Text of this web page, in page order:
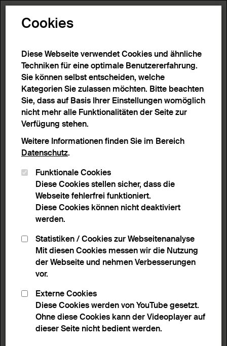
1 Ergebnis
Start>Detailsuche>Suchergebnisse
Filter
Entferne Filter
Schlagwort: Geschlecht
Sortieren nach
Anzahl Ergebnisse
Cookies
Diese Webseite verwendet Cookies und ähnliche
Techniken für eine optimale Benutzererfahrung.
Sie können selbst entscheiden, welche
Kategorien Sie zulassen möchten. Bitte beachten
Sie, dass auf Basis Ihrer Einstellungen womöglich
nicht mehr alle Funktionalitäten der Seite zur
Verfügung stehen.
Weitere Informationen finden Sie im Bereich
Datenschutz.
Funktionale Cookies
Diese Cookies stellen sicher, dass die
Webseite fehlerfrei funktioniert.
Diese Cookies können nicht deaktiviert
werden.
Statistiken / Cookies zur Webseitenanalyse
Mit diesen Cookies messen wir die Nutzung
der Webseite und nehmen Verbesserungen
vor.
Externe Cookies
Diese Cookies werden von YouTube gesetzt.
Ohne diese Cookies kann der Videoplayer auf
dieser Seite nicht bedient werden.